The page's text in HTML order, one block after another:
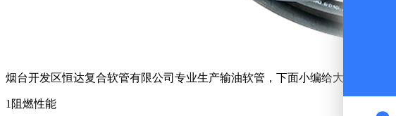
烟台开发区恒达复合软管有限公司专业生产输油软管，下面小编给大家介绍一
1阻燃性能